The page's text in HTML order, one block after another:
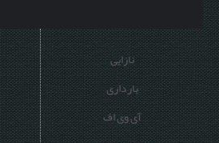
نازایی
بارداری
آی وی اف